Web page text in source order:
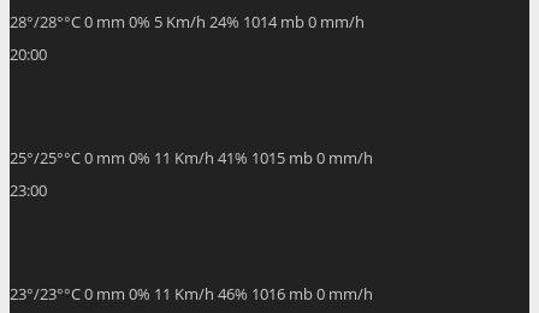
28°/28°°C0 mm 0% 5 Km/h 24% 1014 mb0 mm/h
20:00
25°/25°°C0 mm 0% 11 Km/h 41% 1015 mb0 mm/h
23:00
23°/23°°C0 mm 0% 11 Km/h 46% 1016 mb0 mm/h